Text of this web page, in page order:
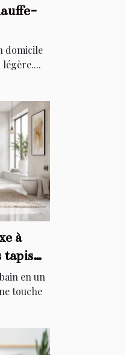
domicile
légère....
à
tapis
en un
touche